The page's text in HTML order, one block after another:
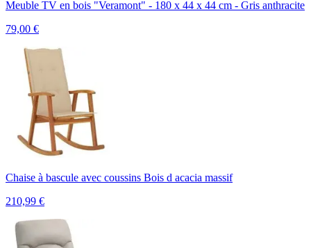
Meuble TV en bois "Veramont" - 180 x 44 x 44 cm - Gris anthracite
79,00 €
Chaise à bascule avec coussins Bois d acacia massif
210,99 €